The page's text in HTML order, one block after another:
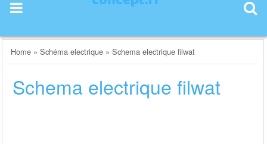
content
Home »Schéma electrique »Schema electrique filwat
Schema electrique filwat